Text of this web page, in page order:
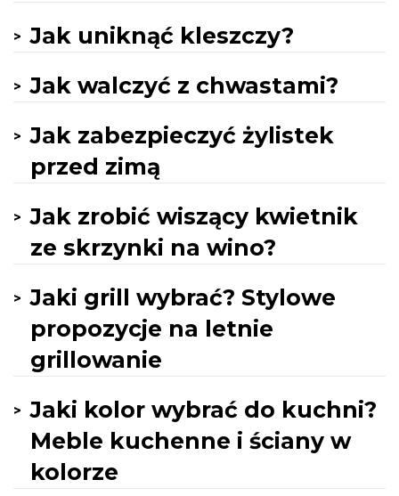
Jak uniknąć kleszczy?
Jak walczyć z chwastami?
Jak zabezpieczyć żylistek
przed zimą
Jak zrobić wiszący kwietnik
ze skrzynki na wino?
Jaki grill wybrać? Stylowe
propozycje na letnie
grillowanie
Jaki kolor wybrać do kuchni?
Meble kuchenne i ściany w
kolorze